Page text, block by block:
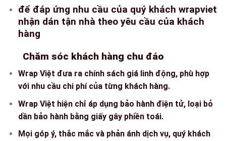
để đáp ứng nhu cầu của quý khách wrapviet
nhận dán tận nhà theo yêu cầu của khách
hàng
Chăm sóc khách hàng chu đáo
Wrap Việt đưa ra chính sách giá linh động, phù hợp
với nhu cầu chi phí của từng khách hàng.
Wrap Việt hiện chỉ áp dụng bảo hành điện tử, loại bỏ
dần bảo hành bằng giấy gây phiền toái.
Mọi góp ý, thắc mắc và phản ánh dịch vụ, quý khách